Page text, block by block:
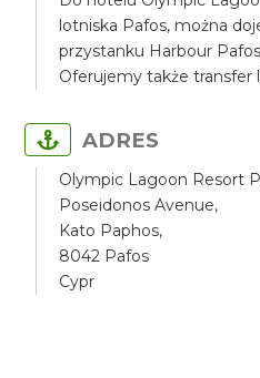
lotniska Pafos, można
przystanku Harbour
Oferujemy także transfer
ADRES
Olympic Lagoon Resort
Poseidonos Avenue,
Kato Paphos,
8042 Pafos
Cypr